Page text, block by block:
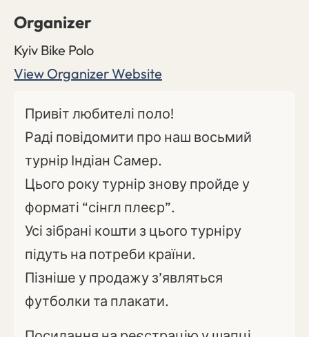
Привіт любителі поло!
Раді повідомити про наш восьмий
турнір Індіан Самер.
Цього року турнір знову пройде у
форматі “сінгл плеєр”.
Усі зібрані кошти з цього турніру
підуть на потреби країни.
Пізніше у продажу з’являться
футболки та плакати.
Organizer
Kyiv Bike Polo
View Organizer Website